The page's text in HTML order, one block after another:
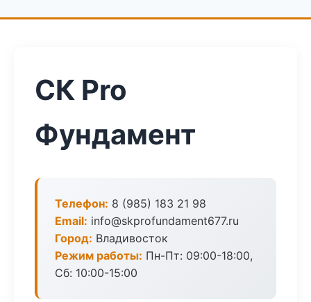
СК Pro
Фундамент
Телефон: 8 (985) 183 21 98
Email: info@skprofundament677.ru
Город: Владивосток
Режим работы: Пн-Пт: 09:00-18:00,
Сб: 10:00-15:00